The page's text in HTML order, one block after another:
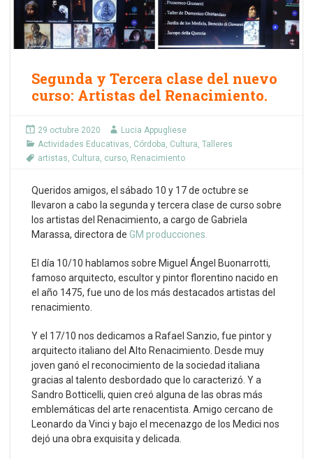
Segunda y Tercera clase del nuevo
curso: Artistas del Renacimiento.
29 octubre 2020
Lucia Appugliese
Actividades Educativas, Córdoba, Cultura, Talleres
artistas, Cultura, curso, Renacimiento
Queridos amigos, el sábado 10 y 17 de octubre se
llevaron a cabo la segunda y tercera clase de curso sobre
los artistas del Renacimiento, a cargo de Gabriela
Marassa, directora de GM producciones.
El día 10/10 hablamos sobre Miguel Ángel Buonarrotti,
famoso arquitecto, escultor y pintor florentino nacido en
el año 1475, fue uno de los más destacados artistas del
renacimiento.
Y el 17/10 nos dedicamos a Rafael Sanzio, fue pintor y
arquitecto italiano del Alto Renacimiento. Desde muy
joven ganó el reconocimiento de la sociedad italiana
gracias al talento desbordado que lo caracterizó. Y a
Sandro Botticelli, quien creó alguna de las obras más
emblemáticas del arte renacentista. Amigo cercano de
Leonardo da Vinci y bajo el mecenazgo de los Medici nos
dejó una obra exquisita y delicada.